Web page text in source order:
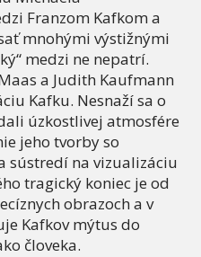
Franzom Kafkom a
mnohými výstižnými
medzi ne nepatrí.
a Judith Kaufmann
Kafku. Nesnaží sa o
úzkostlivej atmosfére
jeho tvorby so
sústredí na vizualizáciu
tragický koniec je od
obrazoch a v
Kafkov mýtus do
človeka.